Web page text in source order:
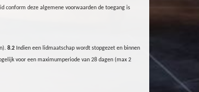
conform deze algemene voorwaarden de toegang is
8.2 Indien een lidmaatschap wordt stopgezet en binnen
voor een maximumperiode van 28 dagen (max 2